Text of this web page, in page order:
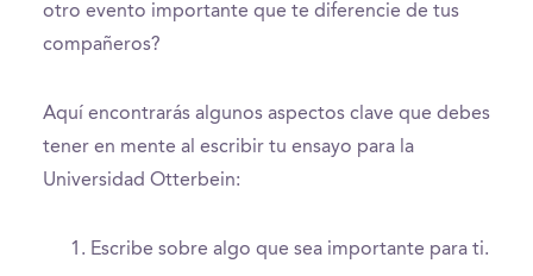
otro evento importante que te diferencie de tus
compañeros?
Aquí encontrarás algunos aspectos clave que debes
tener en mente al escribir tu ensayo para la
Universidad Otterbein:
Escribe sobre algo que sea importante para ti.